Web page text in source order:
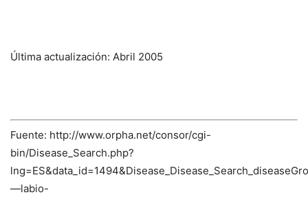
Última actualización: Abril 2005
Fuente: http://www.orpha.net/consor/cgi-
bin/Disease_Search.php?
—labio-